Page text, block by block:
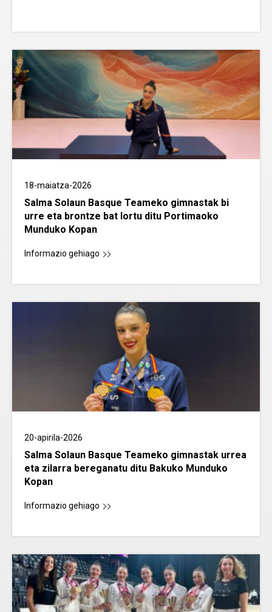
18-maiatza-2026
Salma Solaun Basque Teameko gimnastak bi
urre eta brontze bat lortu ditu Portimaoko
Munduko Kopan
Informazio gehiago
20-apirila-2026
Salma Solaun Basque Teameko gimnastak urrea
eta zilarra bereganatu ditu Bakuko Munduko
Kopan
Informazio gehiago